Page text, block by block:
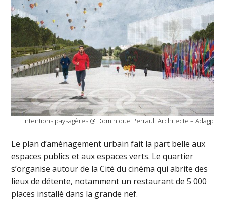
Intentions paysagères @ Dominique Perrault Architecte – Adagp
Le plan d’aménagement urbain fait la part belle aux
espaces publics et aux espaces verts. Le quartier
s’organise autour de la Cité du cinéma qui abrite des
lieux de détente, notamment un restaurant de 5 000
places installé dans la grande nef.